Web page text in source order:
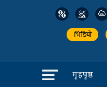
भिडियो
गृहपृष्ठ